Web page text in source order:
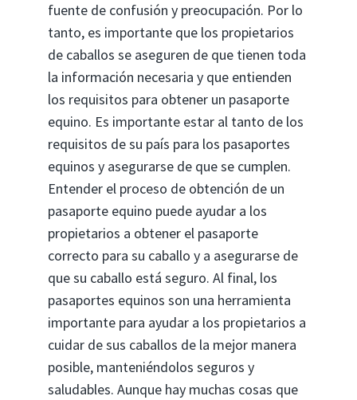
fuente de confusión y preocupación. Por lo
tanto, es importante que los propietarios
de caballos se aseguren de que tienen toda
la información necesaria y que entienden
los requisitos para obtener un pasaporte
equino. Es importante estar al tanto de los
requisitos de su país para los pasaportes
equinos y asegurarse de que se cumplen.
Entender el proceso de obtención de un
pasaporte equino puede ayudar a los
propietarios a obtener el pasaporte
correcto para su caballo y a asegurarse de
que su caballo está seguro. Al final, los
pasaportes equinos son una herramienta
importante para ayudar a los propietarios a
cuidar de sus caballos de la mejor manera
posible, manteniéndolos seguros y
saludables. Aunque hay muchas cosas que